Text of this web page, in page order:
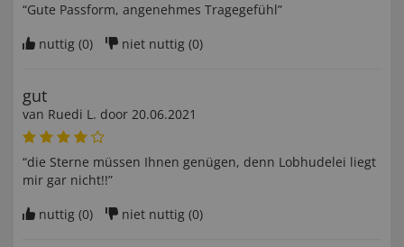
“Gute Passform, angenehmes Tragegefühl”
nuttig (0) niet nuttig (0)
gut
van Ruedi L. door 20.06.2021
“die Sterne müssen Ihnen genügen, denn Lobhudelei liegt
mir gar nicht!!”
nuttig (0) niet nuttig (0)